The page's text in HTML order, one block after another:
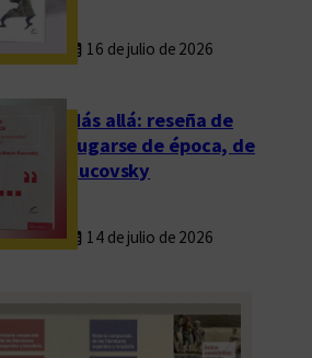
16 de julio de 2026
Más allá: reseña de
Fugarse de época, de
Rucovsky
14 de julio de 2026